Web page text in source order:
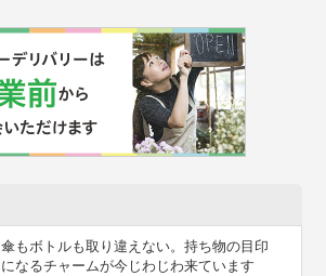
傘もボトルも取り違えない。持ち物の目印
になるチャームが今じわじわ来ています